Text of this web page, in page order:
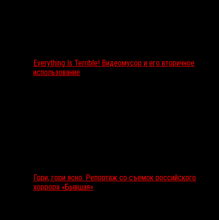
Everything Is Terrible! Видеомусор и его вторичное
использование
Гори, гори ясно: Репортаж со съемок российского
хоррора «Бывшая»